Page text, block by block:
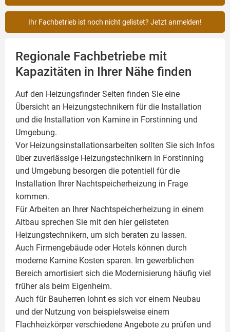
Ihr Fachbetrieb ist noch nicht gelistet? Jetzt anmelden!
Regionale Fachbetriebe mit
Kapazitäten in Ihrer Nähe finden
Auf den Heizungsfinder Seiten finden Sie eine
Übersicht an Heizungstechnikern für die Installation
und die Installation von Kamine in Forstinning und
Umgebung.
Vor Heizungsinstallationsarbeiten sollten Sie sich Infos
über zuverlässige Heizungstechnikern in Forstinning
und Umgebung besorgen die potentiell für die
Installation Ihrer Nachtspeicherheizung in Frage
kommen.
Für Arbeiten an Ihrer Nachtspeicherheizung in einem
Altbau sprechen Sie mit den hier gelisteten
Heizungstechnikern, um sich beraten zu lassen.
Auch Firmengebäude oder Hotels können durch
moderne Kamine Kosten sparen. Im gewerblichen
Bereich amortisiert sich die Modernisierung häufig viel
früher als beim Eigenheim.
Auch für Bauherren lohnt es sich vor einem Neubau
und der Nutzung von beispielsweise einem
Flachheizkörperverschiedene Angebote zu prüfen und